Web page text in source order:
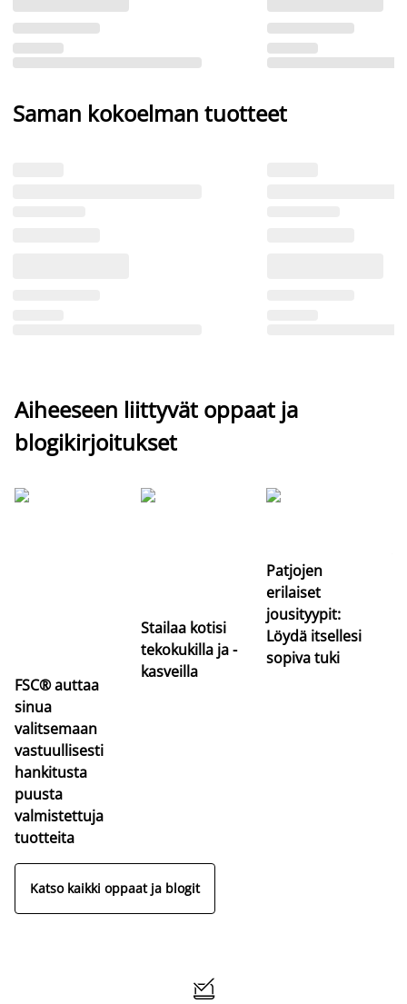
Saman kokoelman tuotteet
Aiheeseen liittyvät oppaat ja
blogikirjoitukset
FSC® auttaa
sinua
valitsemaan
vastuullisesti
hankitusta
puusta
valmistettuja
tuotteita
Stailaa kotisi
tekokukilla ja -
kasveilla
Patjojen
erilaiset
jousityypit:
Löydä itsellesi
sopiva tuki
Katso kaikki oppaat ja blogit
